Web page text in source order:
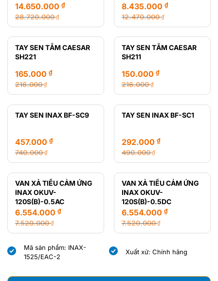
28.720.000₫
Giá
gốc
là:
28.720.000 ₫.
14.650.000 ₫
Giá
hiện
tại
là:
12.470.000₫
Giá
gốc
là:
12.470.000 ₫.
8.435.000 ₫
Giá
hiện
tại
là:
TAY SEN TẮM CAESAR
SH221
216.000₫
Giá
gốc
là:
165.000 ₫
Giá
hiện
tại
TAY SEN TẮM CAESAR
SH211
216.000₫
Giá
gốc
là:
150.000 ₫
Giá
hiện
tại
TAY SEN INAX BF-SC9
740.000₫
Giá
gốc
là:
740.000 ₫.
457.000 ₫
Giá
hiện
tại
là:
457.000 ₫.
TAY SEN INAX BF-SC1
490.000₫
Giá
gốc
là:
490.000 ₫.
292.000 ₫
Giá
hiện
tại
là:
292.000 ₫.
VAN XẢ TIỂU CẢM ỨNG
INAX OKUV-
120S(B)-0.5AC
7.520.000₫
Giá
là:
7.520.000 ₫.
6.554.000 ₫
Giá
tại
VAN XẢ TIỂU CẢM ỨNG
INAX OKUV-
120S(B)-0.5DC
7.520.000₫
Giá
là:
6.554.000 ₫
Giá
tại
Mã sản phẩm: INAX-
1525/EAC-2
Xuất xứ: Chính hãng